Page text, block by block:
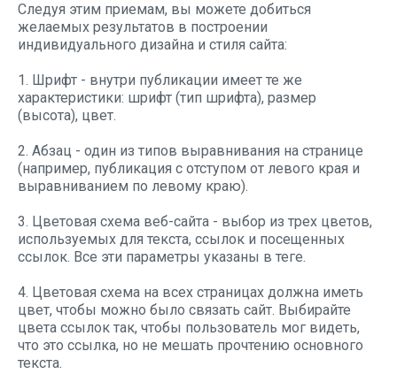
Следуя этим приемам, вы можете добиться
желаемых результатов в построении
индивидуального дизайна и стиля сайта:
1. Шрифт - внутри публикации имеет те же
характеристики: шрифт (тип шрифта), размер
(высота), цвет.
2. Абзац - один из типов выравнивания на странице
(например, публикация с отступом от левого края и
выравниванием по левому краю).
3. Цветовая схема веб-сайта - выбор из трех цветов,
используемых для текста, ссылок и посещенных
ссылок. Все эти параметры указаны в теге.
4. Цветовая схема на всех страницах должна иметь
цвет, чтобы можно было связать сайт. Выбирайте
цвета ссылок так, чтобы пользователь мог видеть,
что это ссылка, но не мешать прочтению основного
текста.